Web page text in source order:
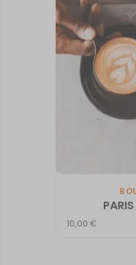
10,00€